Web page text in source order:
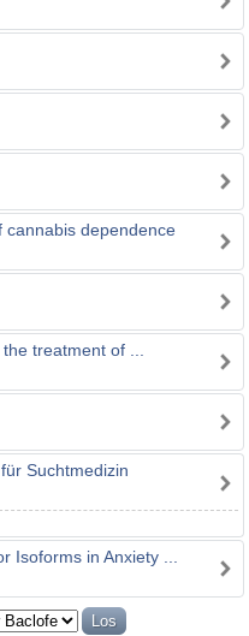
cannabis dependence
treatment of ...
Suchtmedizin
Isoforms in Anxiety ...